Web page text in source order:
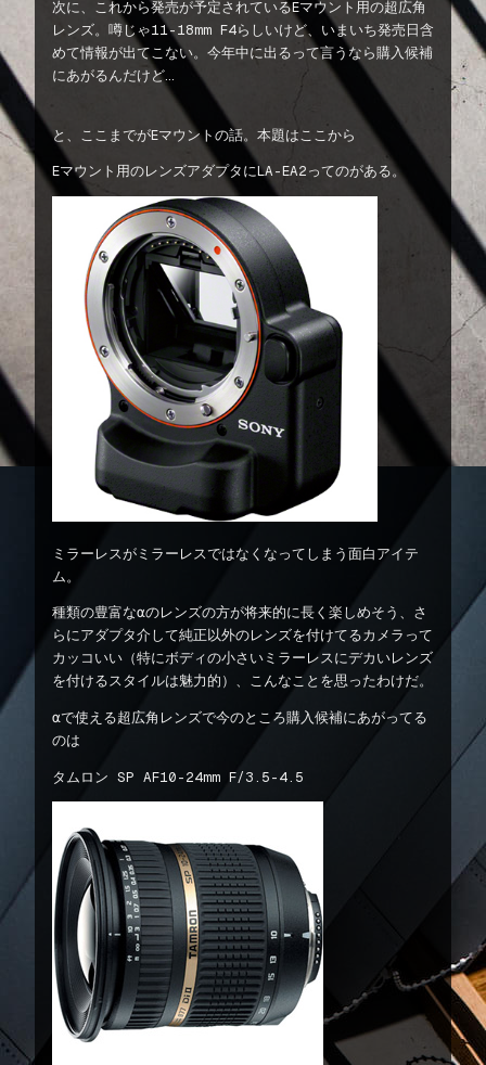
次に、これから発売が予定されているEマウント用の超広角
レンズ。噂じゃ11-18mm F4らしいけど、いまいち発売日含
めて情報が出てこない。今年中に出るって言うなら購入候補
にあがるんだけど…
と、ここまでがEマウントの話。本題はここから
Eマウント用のレンズアダプタにLA-EA2ってのがある。
ミラーレスがミラーレスではなくなってしまう面白アイテ
ム。
種類の豊富なαのレンズの方が将来的に長く楽しめそう、さ
らにアダプタ介して純正以外のレンズを付けてるカメラって
カッコいい（特にボディの小さいミラーレスにデカいレンズ
を付けるスタイルは魅力的）、こんなことを思ったわけだ。
αで使える超広角レンズで今のところ購入候補にあがってる
のは
タムロン SP AF10-24mm F/3.5-4.5